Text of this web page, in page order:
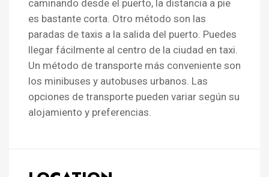
caminando desde el puerto, la distancia a pie
es bastante corta. Otro método son las
paradas de taxis a la salida del puerto. Puedes
llegar fácilmente al centro de la ciudad en taxi.
Un método de transporte más conveniente son
los minibuses y autobuses urbanos. Las
opciones de transporte pueden variar según su
alojamiento y preferencias.